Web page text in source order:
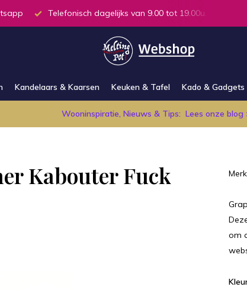
Telefonisch dagelijks van 9.00 tot 19.00u.
Kandelaars & Kaarsen Keuken & Tafel Kado & Gadgets
Wooninspiratie, Nieuws & Tips: Lees onze blog
Kabouter Fuck
om